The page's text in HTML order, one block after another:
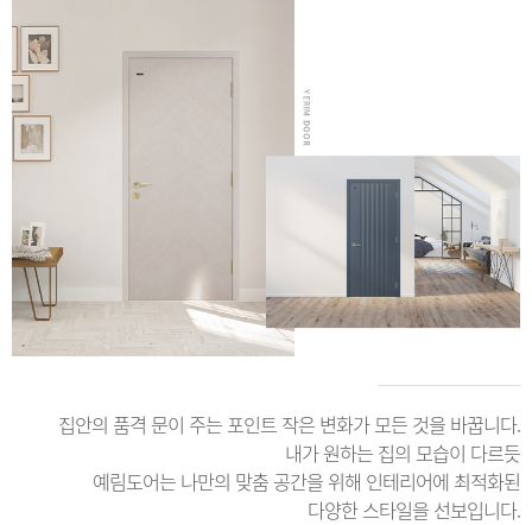
집안의 품격 문이 주는 포인트 작은 변화가 모든 것을 바꿉니다.
내가 원하는 집의 모습이 다르듯
예림도어는 나만의 맞춤 공간을 위해 인테리어에 최적화된
다양한 스타일을 선보입니다.